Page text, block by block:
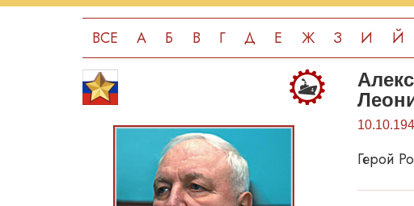
ВСЕ А Б В Г Д Е Ж З И Й
Герой